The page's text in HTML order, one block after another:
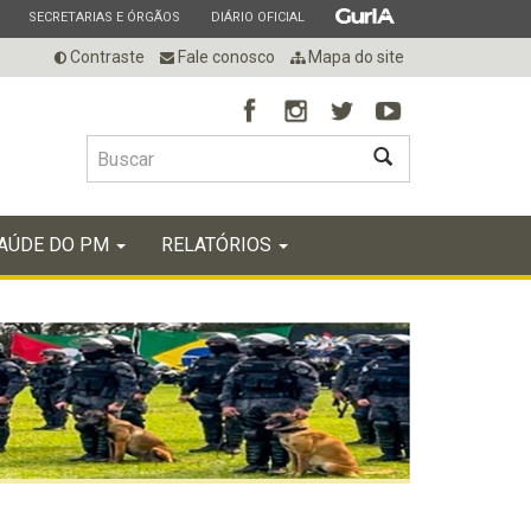
ESTADO
SECRETARIAS E ÓRGÃOS ESTADO
DIÁRIO OFICIAL ESTADO
Contraste Fale conosco Mapa do site
BUSCAR
DO PM RELATÓRIOS